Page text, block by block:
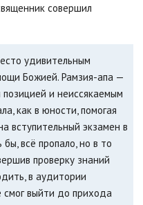
совершил
удивительным
Божией. Рамзия-апа —
и неиссякаемым
как в юности, помогая
вступительный экзамен в
всё пропало, но в то
проверку знаний
в аудитории
смог выйти до прихода